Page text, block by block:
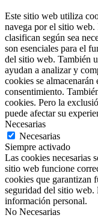
Este sitio web utiliza
navega por el sitio web.
clasifican según sea
son esenciales para el
del sitio web. También
ayudan a analizar y
cookies se almacenarán
consentimiento.
cookies. Pero la
puede afectar su
Necesarias
Necesarias
Siempre activado
Las cookies necesarias
sitio web funcione
cookies que garantizan
seguridad del sitio web.
información personal.
No Necesarias